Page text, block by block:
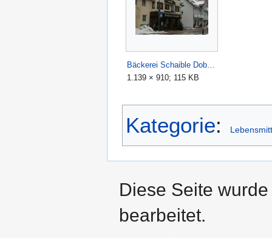
1.139 × 910; 115 KB
Kategorie:
Diese Seite
bearbeitet.